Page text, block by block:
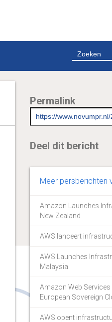
Permalink
Deel dit bericht
Meer persberichten
Amazon Launches
New Zealand
AWS lanceert
AWS Launches
Malaysia
Amazon Web Services
European Sovereign
AWS opent